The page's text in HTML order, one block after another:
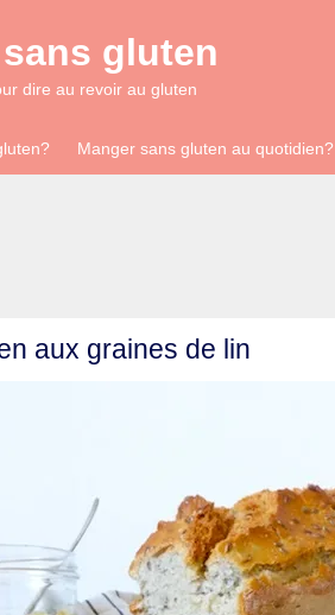
gluten
dire au revoir au gluten
Manger sans gluten au quotidien?
aux graines de lin